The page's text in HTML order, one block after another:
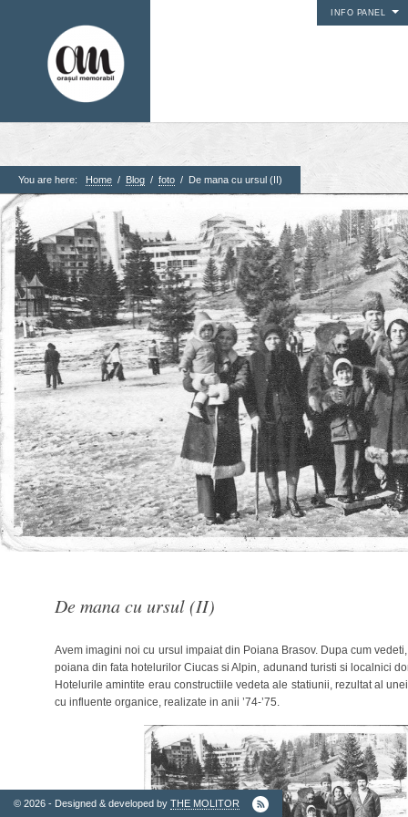
INFO PANEL
1. Pagini
Acasa
Contact
Contribuie si tu
Despre proiect
Din arhiva orasului
Editii anterioare
Panorame
2. Finantatori
Ordinul
© 2026 - Designed & developed by THE MOLITOR
You are here: Home / Blog / foto / De mana cu ursul (II)
De mana cu ursul (II)
Avem imagini noi cu ursul impaiat din Poiana Brasov. Dupa cum
poiana din fata hotelurilor Ciucas si Alpin, adunand turisti si localnici
Hotelurile amintite erau constructiile vedeta ale statiunii, rezultat al
cu influente organice, realizate in anii ’74-’75.